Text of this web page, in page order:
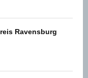
Ravensburg